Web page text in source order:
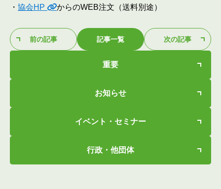
・ 協会HP からのWEB注文（送料別途）
前の記事 記事一覧 次の記事
重要
お知らせ
イベント・セミナー
行政・他団体